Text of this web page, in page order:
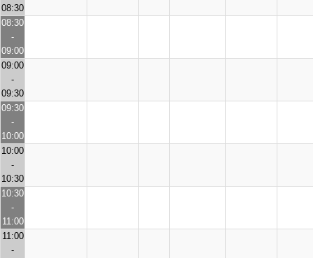
08:30
08:30
-
09:00
09:00
-
09:30
09:30
-
10:00
10:00
-
10:30
10:30
-
11:00
11:00
-